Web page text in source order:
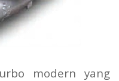
modern yang